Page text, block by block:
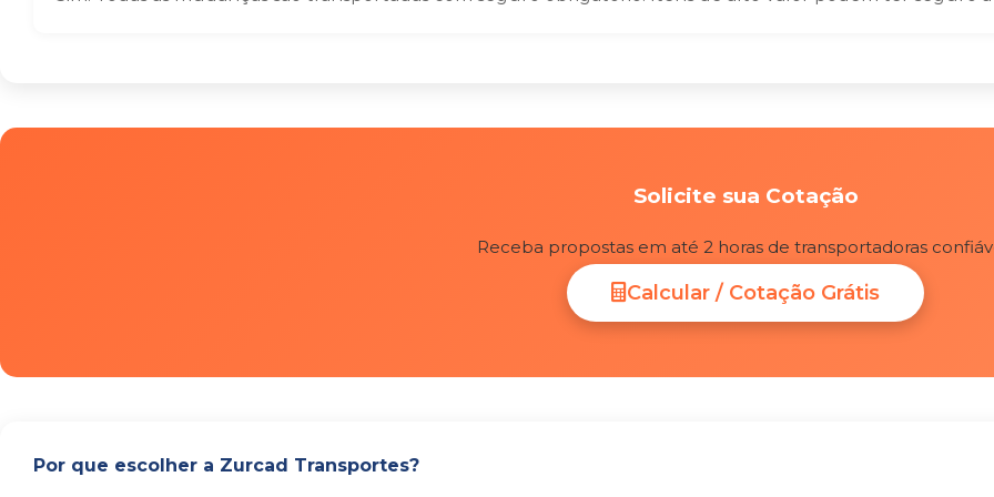
Solicite sua Cotação
Receba propostas em até 2 horas de transportadoras
Calcular / Cotação Grátis
Por que escolher a Zurcad Transportes?